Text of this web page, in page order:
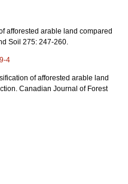
afforested arable land compared
Soil 275: 247-260.
4
of afforested arable land
Canadian Journal of Forest